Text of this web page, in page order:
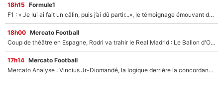
18h15 Formule1
F1 : « Je lui ai fait un câlin, puis j’ai dû partir...», le témoignage émouvant de Max Verstappen sur sa fille
18h00 Mercato Football
Coup de théâtre en Espagne, Rodri va trahir le Real Madrid : Le Ballon d'Or a choisi de signer au FC Barcelone !
17h14 Mercato Football
Mercato Analyse : Vincius Jr-Diomandé, la logique derrière la concordance des temps